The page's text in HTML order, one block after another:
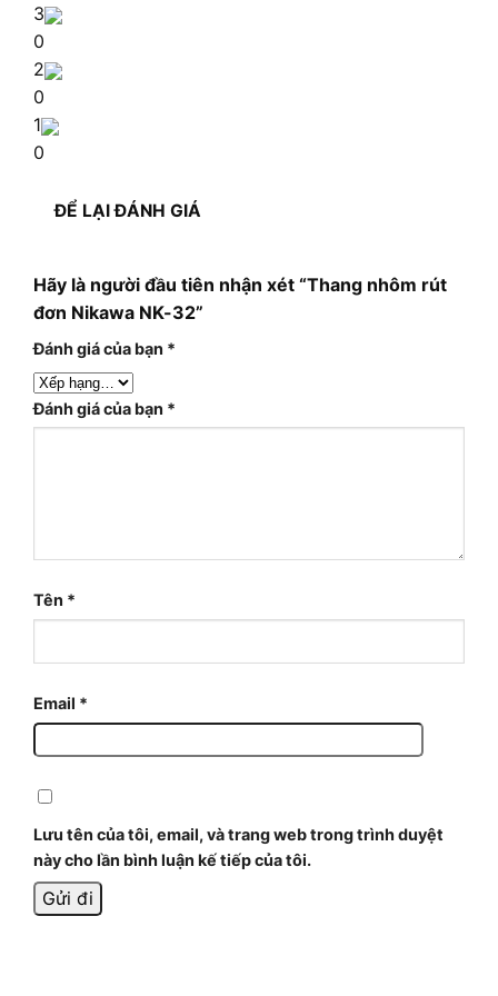
3
0
2
0
1
0
ĐỂ LẠI ĐÁNH GIÁ
Hãy là người đầu tiên nhận xét “Thang nhôm rút
đơn Nikawa NK-32”
Đánh giá của bạn *
Đánh giá của bạn *
Tên *
Email *
Lưu tên của tôi, email, và trang web trong trình duyệt
này cho lần bình luận kế tiếp của tôi.